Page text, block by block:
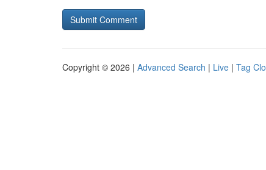
Copyright © 2026 | Advanced Search | Live | Tag